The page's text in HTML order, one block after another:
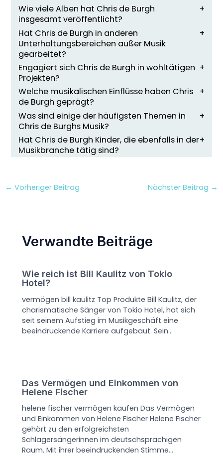
Wie viele Alben hat Chris de Burgh
insgesamt veröffentlicht?
Hat Chris de Burgh in anderen
Unterhaltungsbereichen außer Musik
gearbeitet?
Engagiert sich Chris de Burgh in wohltätigen
Projekten?
Welche musikalischen Einflüsse haben Chris
de Burgh geprägt?
Was sind einige der häufigsten Themen in
Chris de Burghs Musik?
Hat Chris de Burgh Kinder, die ebenfalls in der
Musikbranche tätig sind?
← Vorheriger Beitrag Nächster Beitrag →
Verwandte Beiträge
Wie reich ist Bill Kaulitz von Tokio
Hotel?
vermögen bill kaulitz Top Produkte Bill Kaulitz, der
charismatische Sänger von Tokio Hotel, hat sich
seit seinem Aufstieg im Musikgeschäft eine
beeindruckende Karriere aufgebaut. Sein…
Das Vermögen und Einkommen von
Helene Fischer
helene fischer vermögen kaufen Das Vermögen
und Einkommen von Helene Fischer Helene Fischer
gehört zu den erfolgreichsten
Schlagersängerinnen im deutschsprachigen
Raum. Mit ihrer beeindruckenden Stimme…